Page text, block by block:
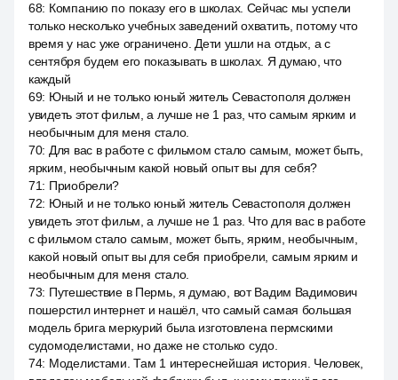
68: Компанию по показу его в школах. Сейчас мы успели
только несколько учебных заведений охватить, потому что
время у нас уже ограничено. Дети ушли на отдых, а с
сентября будем его показывать в школах. Я думаю, что
каждый
69: Юный и не только юный житель Севастополя должен
увидеть этот фильм, а лучше не 1 раз, что самым ярким и
необычным для меня стало.
70: Для вас в работе с фильмом стало самым, может быть,
ярким, необычным какой новый опыт вы для себя?
71: Приобрели?
72: Юный и не только юный житель Севастополя должен
увидеть этот фильм, а лучше не 1 раз. Что для вас в работе
с фильмом стало самым, может быть, ярким, необычным,
какой новый опыт вы для себя приобрели, самым ярким и
необычным для меня стало.
73: Путешествие в Пермь, я думаю, вот Вадим Вадимович
пошерстил интернет и нашёл, что самый самая большая
модель брига меркурий была изготовлена пермскими
судомоделистами, но даже не столько судо.
74: Моделистами. Там 1 интереснейшая история. Человек,